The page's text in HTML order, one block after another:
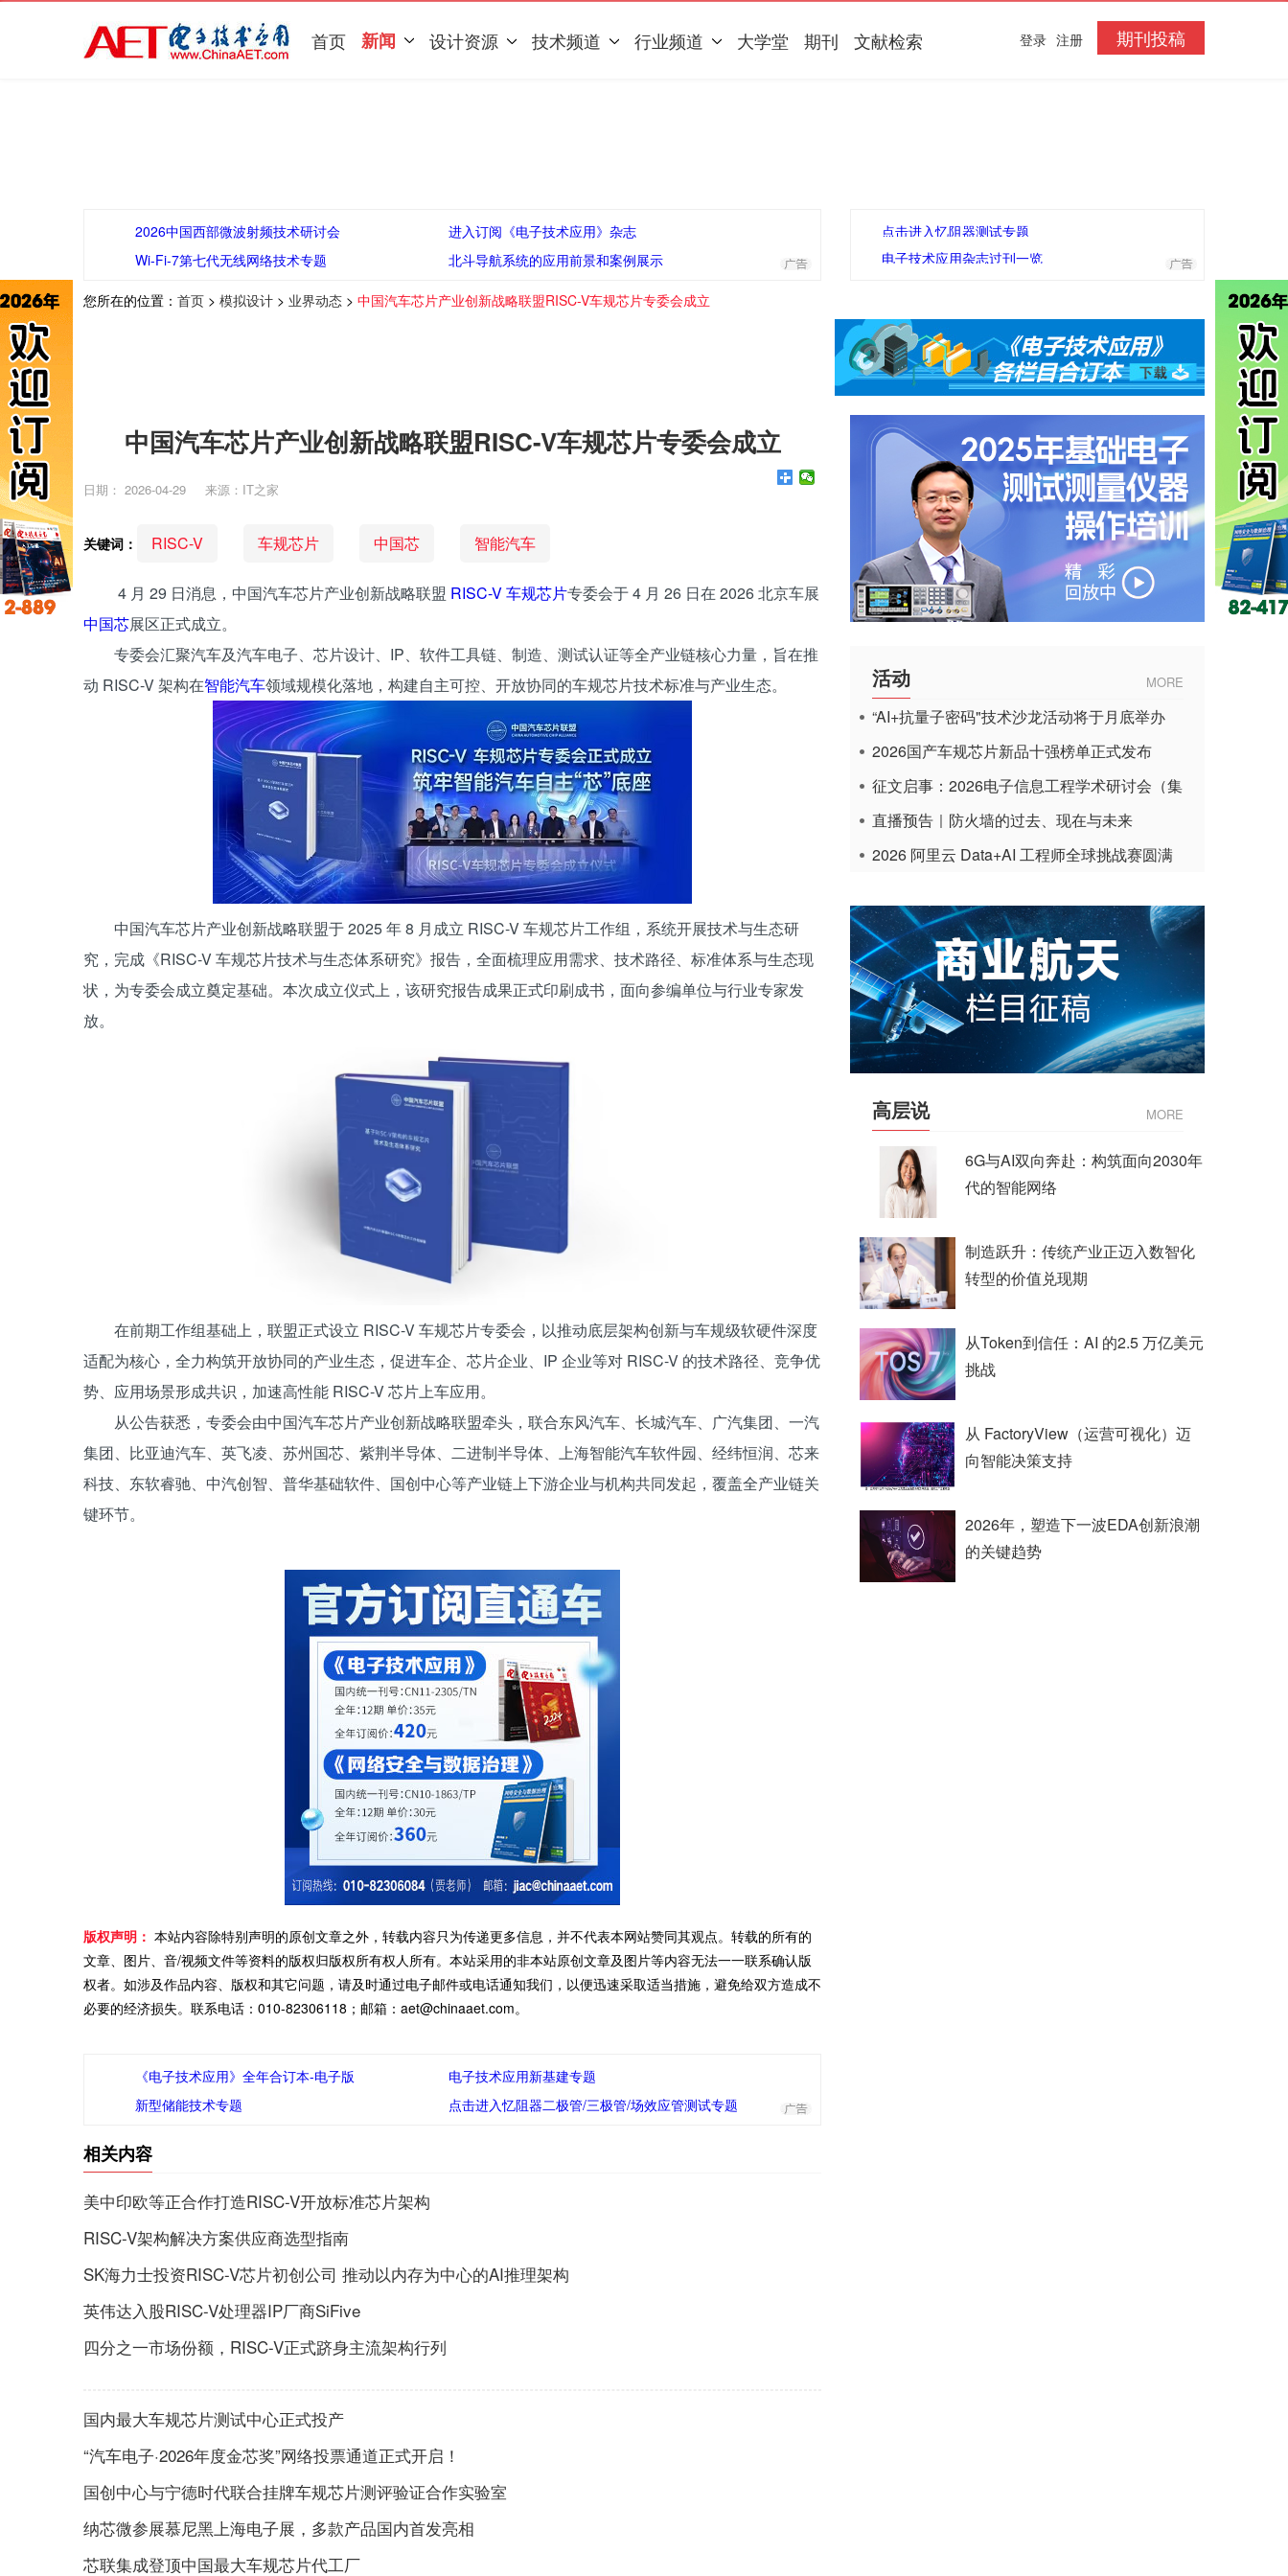
首页 新闻 设计资源 技术频道 行业频道 大学堂 期刊 文献检索 期刊投稿
登录 注册
2026中国西部微波射频技术研讨会
进入订阅《电子技术应用》杂志
Wi-Fi-7第七代无线网络技术专题
北斗导航系统的应用前景和案例展示
点击进入忆阻器测试专题
电子技术应用杂志过刊一览
您所在的位置： 首页 > 模拟设计 > 业界动态 > 中国汽车芯片产业创新战略联盟RISC-V车规芯片专委会成立
中国汽车芯片产业创新战略联盟RISC-V车规芯片专委会成立
日期： 2026-04-29 来源：IT之家
关键词： RISC-V 车规芯片 中国芯 智能汽车
4 月 29 日消息，中国汽车芯片产业创新战略联盟 RISC-V车规芯片专委会于 4 月 26 日在 2026 北京车展
中国芯展区正式成立。
专委会汇聚汽车及汽车电子、芯片设计、IP、软件工具链、制造、测试认证等全产业链核心力量，旨在推
动 RISC-V 架构在智能汽车领域规模化落地，构建自主可控、开放协同的车规芯片技术标准与产业生态。
中国汽车芯片产业创新战略联盟于 2025 年 8 月成立 RISC-V 车规芯片工作组，系统开展技术与生态研
究，完成《RISC-V 车规芯片技术与生态体系研究》报告，全面梳理应用需求、技术路径、标准体系与生态现
状，为专委会成立奠定基础。本次成立仪式上，该研究报告成果正式印刷成书，面向参编单位与行业专家发
放。
在前期工作组基础上，联盟正式设立 RISC-V 车规芯片专委会，以推动底层架构创新与车规级软硬件深度
适配为核心，全力构筑开放协同的产业生态，促进车企、芯片企业、IP 企业等对 RISC-V 的技术路径、竞争优
势、应用场景形成共识，加速高性能 RISC-V 芯片上车应用。
从公告获悉，专委会由中国汽车芯片产业创新战略联盟牵头，联合东风汽车、长城汽车、广汽集团、一汽
集团、比亚迪汽车、英飞凌、苏州国芯、紫荆半导体、二进制半导体、上海智能汽车软件园、经纬恒润、芯来
科技、东软睿驰、中汽创智、普华基础软件、国创中心等产业链上下游企业与机构共同发起，覆盖全产业链关
键环节。
版权声明： 本站内容除特别声明的原创文章之外，转载内容只为传递更多信息，并不代表本网站赞同其观点。转载的所有的
文章、图片、音/视频文件等资料的版权归版权所有权人所有。本站采用的非本站原创文章及图片等内容无法一一联系确认版
权者。如涉及作品内容、版权和其它问题，请及时通过电子邮件或电话通知我们，以便迅速采取适当措施，避免给双方造成不
必要的经济损失。联系电话：010-82306118；邮箱：aet@chinaaet.com。
《电子技术应用》全年合订本-电子版
电子技术应用新基建专题
新型储能技术专题
点击进入忆阻器二极管/三极管/场效应管测试专题
相关内容
美中印欧等正合作打造RISC-V开放标准芯片架构
RISC-V架构解决方案供应商选型指南
SK海力士投资RISC-V芯片初创公司 推动以内存为中心的AI推理架构
英伟达入股RISC-V处理器IP厂商SiFive
四分之一市场份额，RISC-V正式跻身主流架构行列
国内最大车规芯片测试中心正式投产
“汽车电子·2026年度金芯奖”网络投票通道正式开启！
国创中心与宁德时代联合挂牌车规芯片测评验证合作实验室
纳芯微参展慕尼黑上海电子展，多款产品国内首发亮相
芯联集成登顶中国最大车规芯片代工厂
活动 MORE
“AI+抗量子密码"技术沙龙活动将于月底举办
2026国产车规芯片新品十强榜单正式发布
征文启事：2026电子信息工程学术研讨会（集
成电路应用杂志）
直播预告｜防火墙的过去、现在与未来
2026 阿里云 Data+AI 工程师全球挑战赛圆满
高层说 MORE
6G与AI双向奔赴：构筑面向2030年
代的智能网络
制造跃升：传统产业正迈入数智化
转型的价值兑现期
从Token到信任：AI 的2.5 万亿美元
挑战
从 FactoryView（运营可视化）迈
向智能决策支持
2026年，塑造下一波EDA创新浪潮
的关键趋势